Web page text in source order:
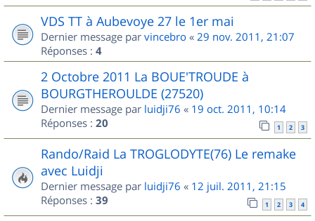
VDS TT à Aubevoye 27 le 1er mai
Dernier message par vincebro « 29 nov. 2011, 21:07
Réponses : 4
2 Octobre 2011 La BOUE'TROUDE à
BOURGTHEROULDE (27520)
Dernier message par luidji76 « 19 oct. 2011, 10:14
Réponses : 20 1 2 3
Rando/Raid La TROGLODYTE(76) Le remake
avec Luidji
Dernier message par luidji76 « 12 juil. 2011, 21:15
Réponses : 39 1 2 3 4